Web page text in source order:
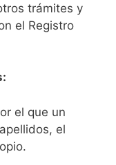
trámites y
el Registro
el que un
el